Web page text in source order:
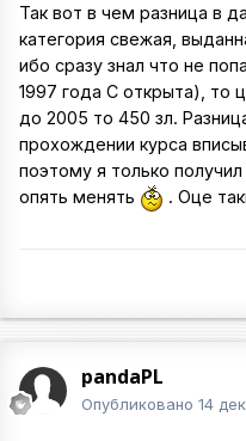
Так вот в чем разница в
категория свежая,
ибо сразу знал что не
1997 года С открыта), то
до 2005 то 450 зл.
прохождении курса
поэтому я только
опять менять
. Оце
pandaPL
Опубликовано 14